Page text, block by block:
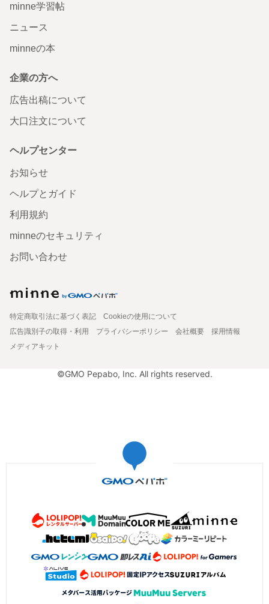
minne学習帖
ニュース
minneの本
企業の方へ
広告出稿について
大口注文について
ヘルプセンター
お知らせ
ヘルプとガイド
利用規約
minneのセキュリティ
お問い合わせ
特定商取引法に基づく表記
Cookieの使用について
広告識別子の取得・利用
プライバシーポリシー 会社概要
採用情報
メディアキット
©GMO Pepabo, Inc. All rights reserved.